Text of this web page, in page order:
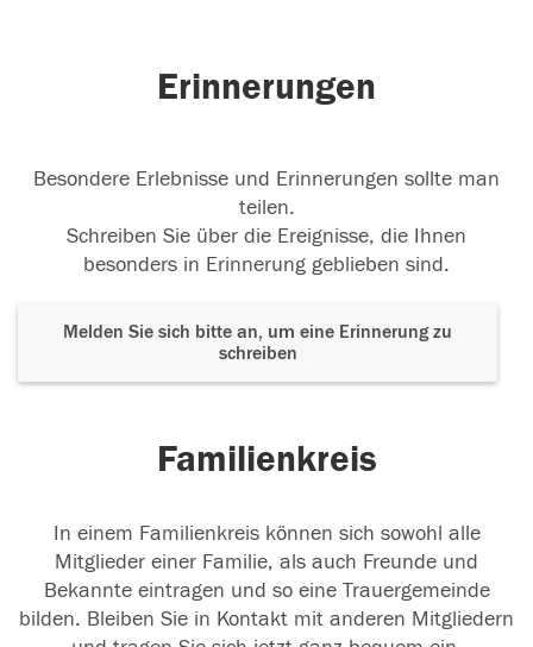
Erinnerungen
Besondere Erlebnisse und Erinnerungen sollte man
teilen.
Schreiben Sie über die Ereignisse, die Ihnen
besonders in Erinnerung geblieben sind.
Melden Sie sich bitte an, um eine Erinnerung zu
schreiben
Familienkreis
In einem Familienkreis können sich sowohl alle
Mitglieder einer Familie, als auch Freunde und
Bekannte eintragen und so eine Trauergemeinde
bilden. Bleiben Sie in Kontakt mit anderen Mitgliedern